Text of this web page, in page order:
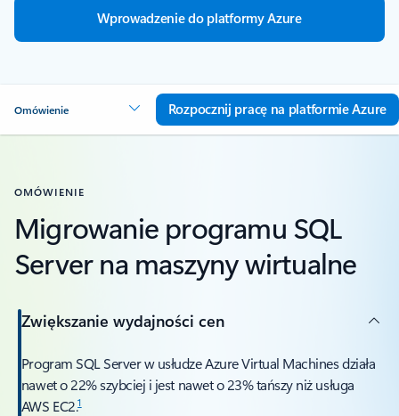
Wprowadzenie do platformy Azure
Omówienie Rozpocznij pracę na platformie Azure
OMÓWIENIE
Migrowanie programu SQL
Server na maszyny wirtualne
Zwiększanie wydajności cen
Program SQL Server w usłudze Azure Virtual Machines działa
nawet o 22% szybciej i jest nawet o 23% tańszy niż usługa
AWS EC2.1